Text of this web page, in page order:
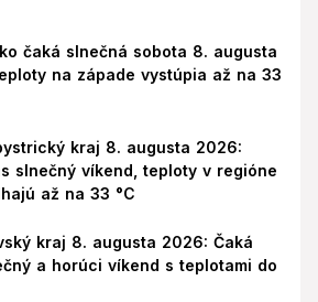
čaká slnečná sobota 8. augusta
na západe vystúpia až na 33
kraj 8. augusta 2026:
slnečný víkend, teploty v regióne
až na 33 °C
kraj 8. augusta 2026: Čaká
a horúci víkend s teplotami do